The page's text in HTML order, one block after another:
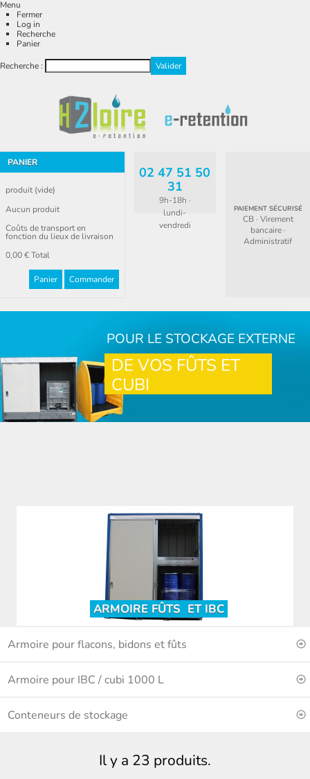
Menu
Fermer
Log in
Recherche
Panier
Recherche :
PANIER
produit (vide)
Aucun produit
Coûts de transport en
fonction du lieux de livraison
0,00 €Total
Panier Commander
02 47 51 50
31
9h-18h ·
lundi-
vendredi
PAIEMENT SÉCURISÉ
CB · Virement
bancaire ·
Administratif
POUR LE STOCKAGE EXTERNE
DE VOS FÛTS ET
CUBI
ARMOIRE FÛTS ET IBC
Armoire pour flacons, bidons et fûts
Armoire pour IBC / cubi 1000 L
Conteneurs de stockage
Il y a 23 produits.